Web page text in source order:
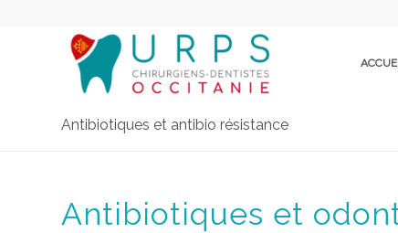
Antibiotiques et antibio résistance
Antibiotiques et